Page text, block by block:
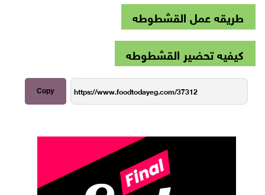
طريقه عمل القشطوطه
كيفيه تحضير القشطوطه
Copy